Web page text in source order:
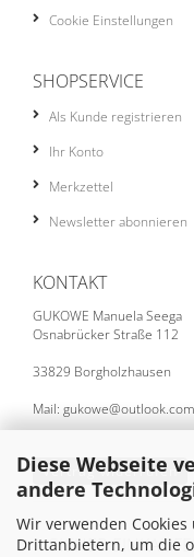
Diese Webseite
andere
Wir verwenden
Drittanbietern, um die
Cookie Einstellungen
SHOPSERVICE
Als Kunde registrieren
Ihr Konto
Merkzettel
Newsletter abonnieren
KONTAKT
GUKOWE Manuela Seega
Osnabrücker Straße 112
33829 Borgholzhausen
Mail: gukowe@outlook.com
Vertrag widerrufen
SICHER